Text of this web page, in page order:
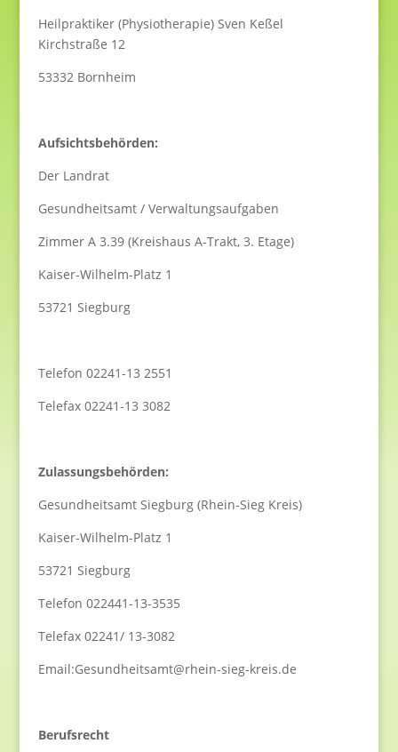
Heilpraktiker (Physiotherapie) Sven Keßel
Kirchstraße 12
53332 Bornheim
Aufsichtsbehörden:
Der Landrat
Gesundheitsamt / Verwaltungsaufgaben
Zimmer A 3.39 (Kreishaus A-Trakt, 3. Etage)
Kaiser-Wilhelm-Platz 1
53721 Siegburg
Telefon 02241-13 2551
Telefax 02241-13 3082
Zulassungsbehörden:
Gesundheitsamt Siegburg (Rhein-Sieg Kreis)
Kaiser-Wilhelm-Platz 1
53721 Siegburg
Telefon 022441-13-3535
Telefax 02241/ 13-3082
Email:Gesundheitsamt@rhein-sieg-kreis.de
Berufsrecht